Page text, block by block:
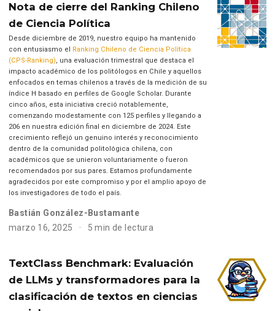
Nota de cierre del Ranking Chileno
de Ciencia Política
Desde diciembre de 2019, nuestro equipo ha mantenido
con entusiasmo el
Ranking Chileno de Ciencia Política
(CPS-Ranking), una evaluación trimestral que destaca el
impacto académico de los politólogos en Chile y aquellos
enfocados en temas chilenos a través de la medición de su
índice H basado en perfiles de Google Scholar. Durante
cinco años, esta iniciativa creció notablemente,
comenzando modestamente con 125 perfiles y llegando a
206 en nuestra edición final en diciembre de 2024. Este
crecimiento reflejó un genuino interés y reconocimiento
dentro de la comunidad politológica chilena, con
académicos que se unieron voluntariamente o fueron
recomendados por sus pares. Estamos profundamente
agradecidos por este compromiso y por el amplio apoyo de
los investigadores de todo el país.
Bastián González-Bustamante
marzo 16, 2025
5 min de lectura
TextClass Benchmark: Evaluación
de LLMs y transformadores para la
clasificación de textos en ciencias